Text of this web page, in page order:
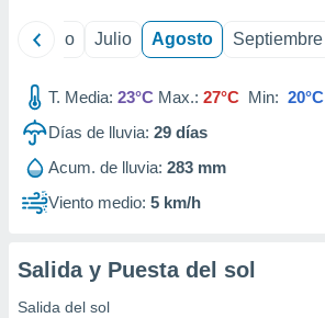
1199
Junio Julio Agosto Septiembre
T. Media: 23°C Max.: 27°C Min: 20°C
Días de lluvia: 29 días
Acum. de lluvia: 283 mm
Viento medio: 5 km/h
Salida y Puesta del sol
Salida del sol